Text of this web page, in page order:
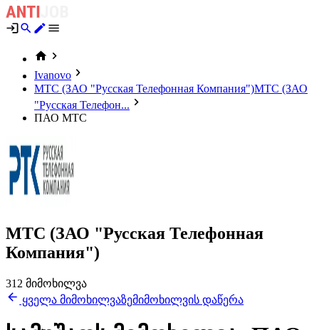
Ivanovo
МТС (ЗАО "Русская Телефонная Компания")МТС (ЗАО
"Русская Телефон...
ПАО МТС
МТС (ЗАО "Русская Телефонная
Компания")
312 მიმოხილვა
ყველა მიმოხილვაზემიმოხილვის დაწერა